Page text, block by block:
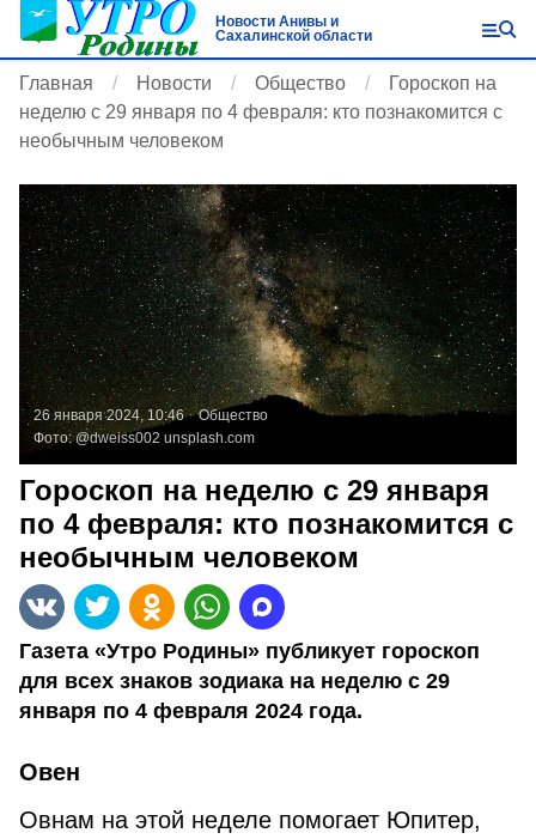
Новости Анивы и
Сахалинской области
Главная Новости Общество
Гороскоп на
неделю с 29 января по 4 февраля: кто познакомится с
необычным человеком
26 января 2024, 10:46
Общество
Фото:@dweiss002 unsplash.com
Гороскоп на неделю с 29 января
по 4 февраля: кто познакомится с
необычным человеком
Газета «Утро Родины» публикует гороскоп
для всех знаков зодиака на неделю с 29
января по 4 февраля 2024 года.
Овен
Овнам на этой неделе помогает Юпитер,